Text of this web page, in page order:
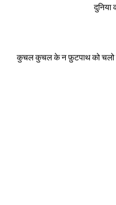
दुनिया
कुचल कुचल के न फ़ुटपाथ को चलो